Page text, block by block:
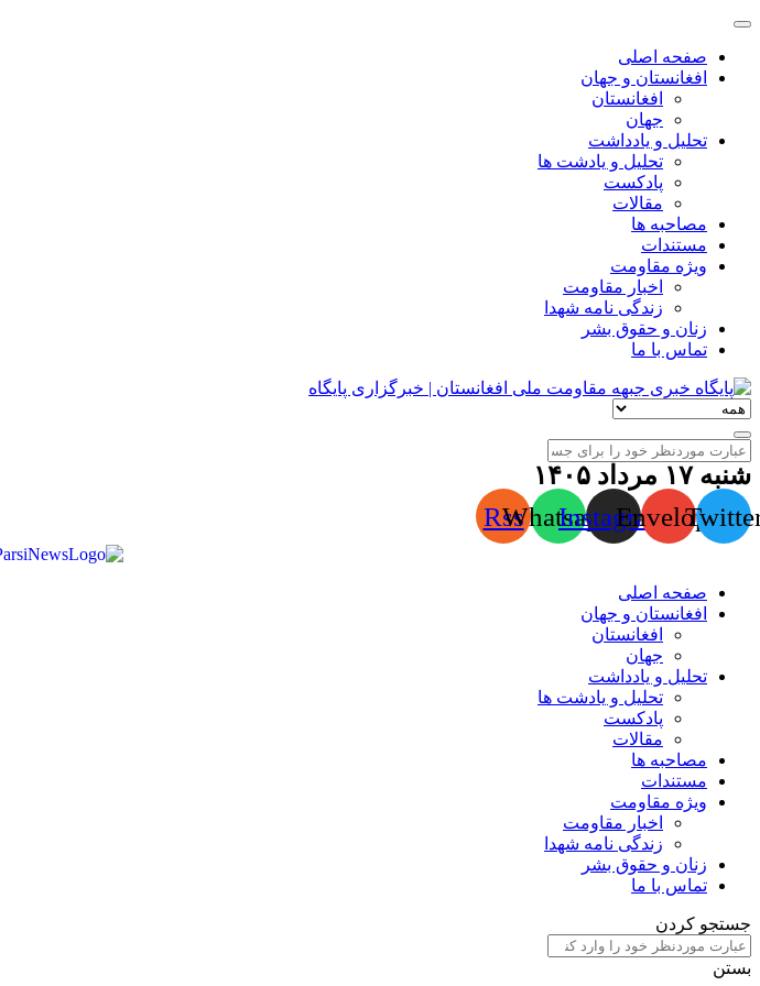
صفحه اصلی
افغانستان و جهان
افغانستان
جهان
تحلیل و یادداشت
تحلیل و یادشت ها
پادکست
مقالات
مصاحبه ها
مستندات
ویژه مقاومت
اخبار مقاومت
زندگی نامه شهدا
زنان و حقوق بشر
تماس با ما
شنبه ۱۷ مرداد ۱۴۰۵
Envelope
Instagram
Whatsapp
Rss
صفحه اصلی
افغانستان و جهان
افغانستان
جهان
تحلیل و یادداشت
تحلیل و یادشت ها
پادکست
مقالات
مصاحبه ها
مستندات
ویژه مقاومت
اخبار مقاومت
زندگی نامه شهدا
زنان و حقوق بشر
تماس با ما
جستجو کردن
بستن